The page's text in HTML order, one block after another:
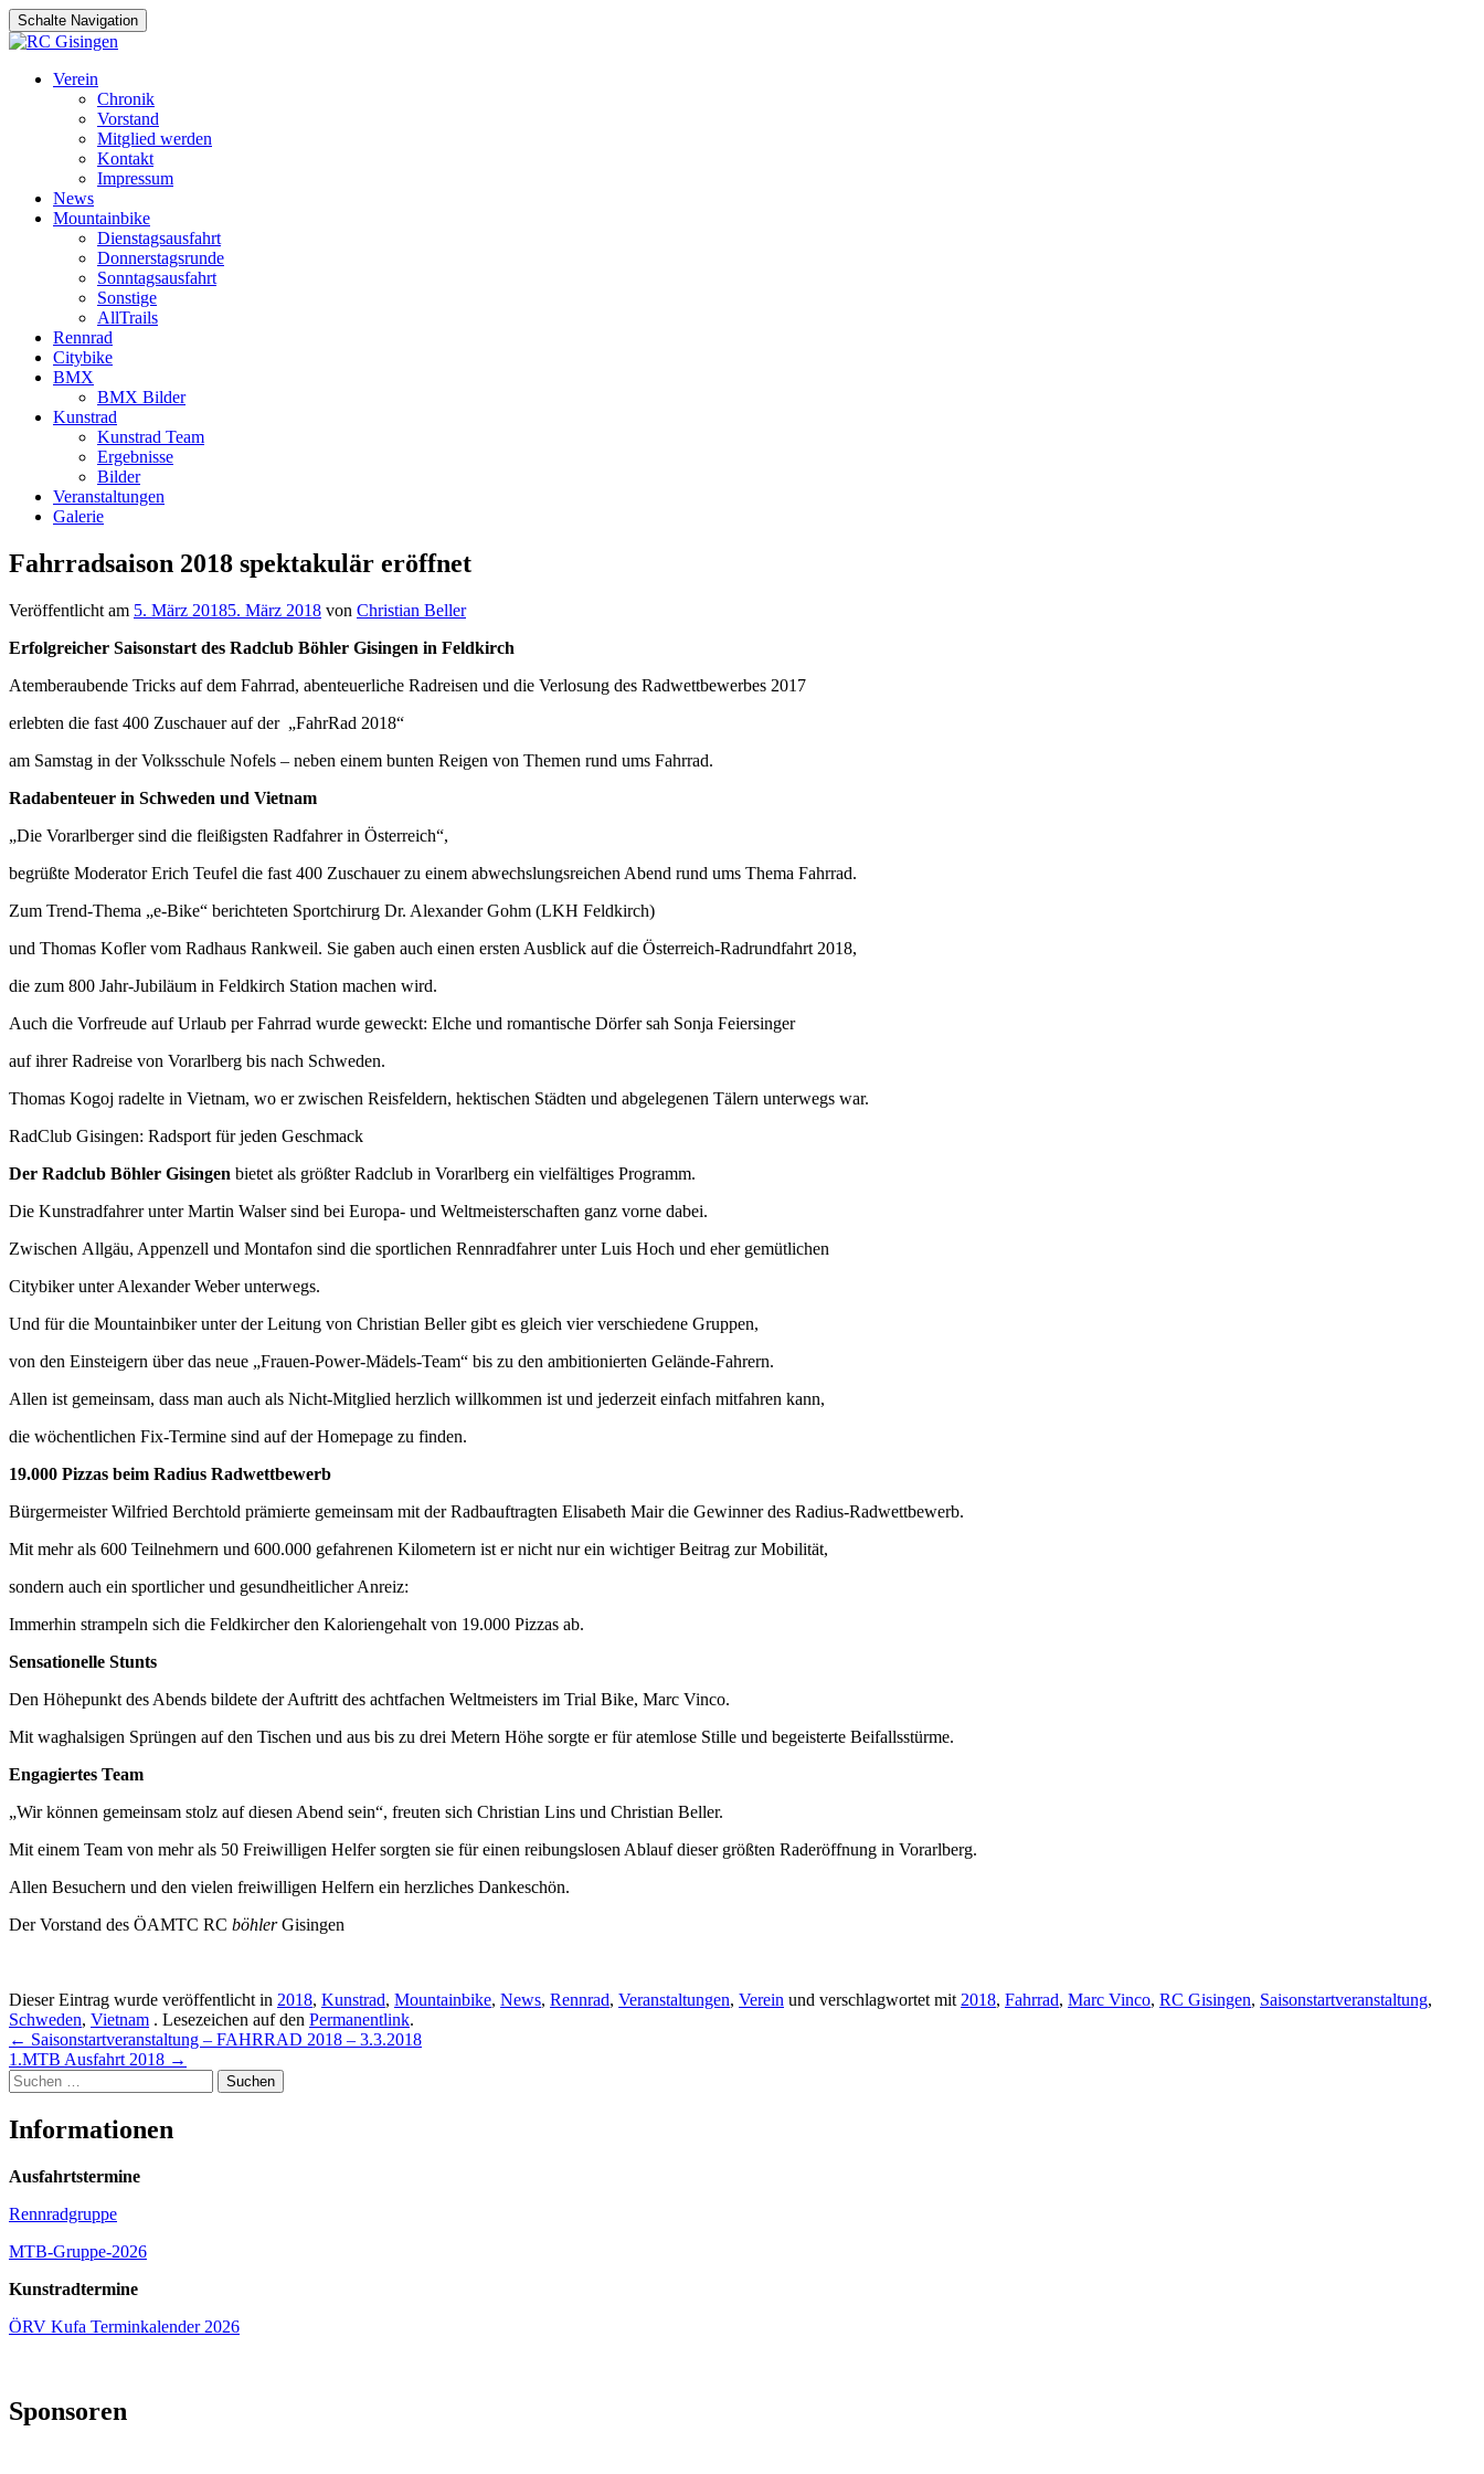
Schalte Navigation
Zum
Verein
Chronik
Vorstand
Mitglied werden
Kontakt
Impressum
News
Mountainbike
Dienstagsausfahrt
Donnerstagsrunde
Sonntagsausfahrt
Sonstige
AllTrails
Rennrad
Citybike
BMX
BMX Bilder
Kunstrad
Kunstrad Team
Ergebnisse
Bilder
Veranstaltungen
Galerie
Fahrradsaison 2018 spektakulär eröffnet
Veröffentlicht am 5. März 20185. März 2018 von Christian Beller
Erfolgreicher Saisonstart des Radclub Böhler Gisingen in Feldkirch
Atemberaubende Tricks auf dem Fahrrad, abenteuerliche Radreisen und die Verlosung des Radwettbewerbes 2017
erlebten die fast 400 Zuschauer auf der „FahrRad 2018“
am Samstag in der Volksschule Nofels – neben einem bunten Reigen von Themen rund ums Fahrrad.
Radabenteuer in Schweden und Vietnam
„Die Vorarlberger sind die fleißigsten Radfahrer in Österreich“,
begrüßte Moderator Erich Teufel die fast 400 Zuschauer zu einem abwechslungsreichen Abend rund ums Thema Fahrrad.
Zum Trend-Thema „e-Bike“ berichteten Sportchirurg Dr. Alexander Gohm (LKH Feldkirch)
und Thomas Kofler vom Radhaus Rankweil. Sie gaben auch einen ersten Ausblick auf die Österreich-Radrundfahrt 2018,
die zum 800 Jahr-Jubiläum in Feldkirch Station machen wird.
Auch die Vorfreude auf Urlaub per Fahrrad wurde geweckt: Elche und romantische Dörfer sah Sonja Feiersinger
auf ihrer Radreise von Vorarlberg bis nach Schweden.
Thomas Kogoj radelte in Vietnam, wo er zwischen Reisfeldern, hektischen Städten und abgelegenen Tälern unterwegs war.
RadClub Gisingen: Radsport für jeden Geschmack
Der Radclub Böhler Gisingen bietet als größter Radclub in Vorarlberg ein vielfältiges Programm.
Die Kunstradfahrer unter Martin Walser sind bei Europa- und Weltmeisterschaften ganz vorne dabei.
Zwischen Allgäu, Appenzell und Montafon sind die sportlichen Rennradfahrer unter Luis Hoch und eher gemütlichen
Citybiker unter Alexander Weber unterwegs.
Und für die Mountainbiker unter der Leitung von Christian Beller gibt es gleich vier verschiedene Gruppen,
von den Einsteigern über das neue „Frauen-Power-Mädels-Team“ bis zu den ambitionierten Gelände-Fahrern.
Allen ist gemeinsam, dass man auch als Nicht-Mitglied herzlich willkommen ist und jederzeit einfach mitfahren kann,
die wöchentlichen Fix-Termine sind auf der Homepage zu finden.
19.000 Pizzas beim Radius Radwettbewerb
Bürgermeister Wilfried Berchtold prämierte gemeinsam mit der Radbauftragten Elisabeth Mair die Gewinner des Radius-Radwettbewerb.
Mit mehr als 600 Teilnehmern und 600.000 gefahrenen Kilometern ist er nicht nur ein wichtiger Beitrag zur Mobilität,
sondern auch ein sportlicher und gesundheitlicher Anreiz:
Immerhin strampeln sich die Feldkircher den Kaloriengehalt von 19.000 Pizzas ab.
Sensationelle Stunts
Den Höhepunkt des Abends bildete der Auftritt des achtfachen Weltmeisters im Trial Bike, Marc Vinco.
Mit waghalsigen Sprüngen auf den Tischen und aus bis zu drei Metern Höhe sorgte er für atemlose Stille und begeisterte Beifallsstürme.
Engagiertes Team
„Wir können gemeinsam stolz auf diesen Abend sein“, freuten sich Christian Lins und Christian Beller.
Mit einem Team von mehr als 50 Freiwilligen Helfer sorgten sie für einen reibungslosen Ablauf dieser größten Raderöffnung in Vorarlberg.
Allen Besuchern und den vielen freiwilligen Helfern ein herzliches Dankeschön.
Der Vorstand des ÖAMTC RC böhlerGisingen
Dieser Eintrag wurde veröffentlicht in 2018, Kunstrad, Mountainbike, News, Rennrad, Veranstaltungen, Verein und verschlagwortet mit 2018, Fahrrad, Marc Vinco, RC Gisingen, Saisonstartveranstaltung,
Schweden, Vietnam . Lesezeichen auf den Permanentlink.
Beitragsnavigation
← Saisonstartveranstaltung – FAHRRAD 2018 – 3.3.2018
1.MTB Ausfahrt 2018 →
Suchen
nach:
Informationen
Ausfahrtstermine
Rennradgruppe
MTB-Gruppe-2026
Kunstradtermine
ÖRV Kufa Terminkalender 2026
Sponsoren